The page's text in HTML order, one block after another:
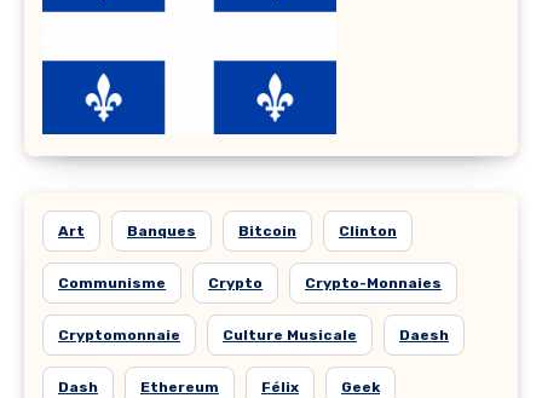
Art Banques Bitcoin Clinton
Communisme Crypto Crypto-Monnaies
Cryptomonnaie Culture Musicale Daesh
Dash Ethereum Félix Geek